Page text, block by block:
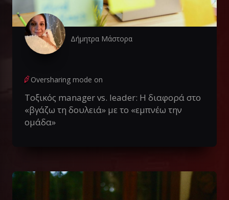
Δήμητρα Μάστορα
Oversharing mode on
Τοξικός manager vs. leader: Η διαφορά στο
«βγάζω τη δουλειά» με το «εμπνέω την
ομάδα»